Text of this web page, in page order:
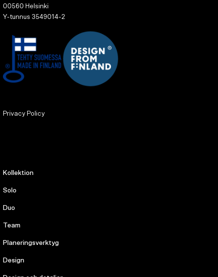
00560 Helsinki
Y-tunnus 3549014-2
Privacy Policy
Kollektion
Solo
Duo
Team
Planeringsverktyg
Design